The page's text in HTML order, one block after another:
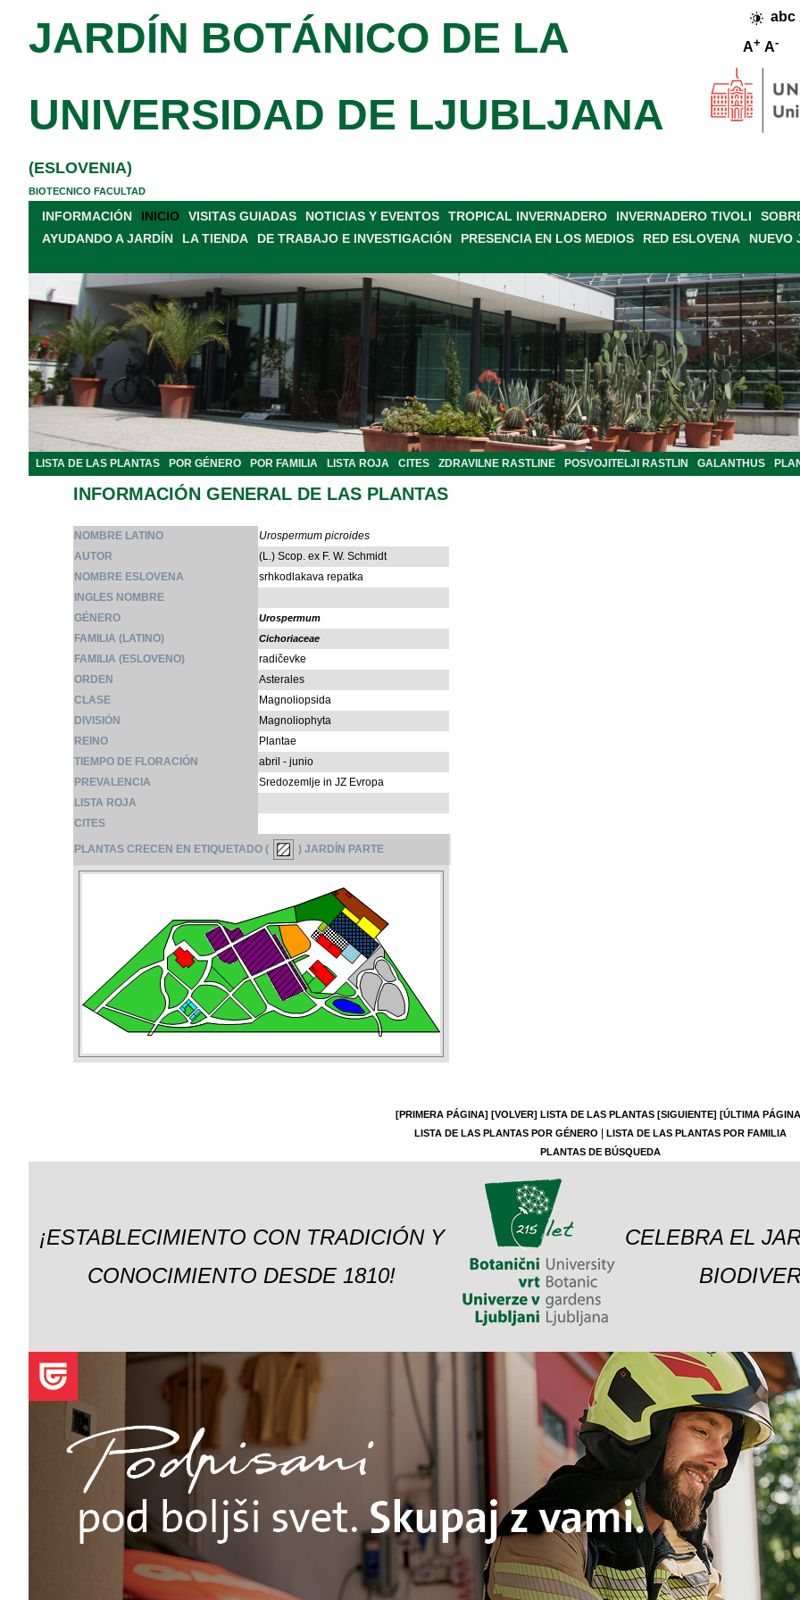
abc
A+ A-
JARDÍN BOTÁNICO DE LA
UNIVERSIDAD DE LJUBLJANA
(ESLOVENIA)
BIOTECNICO FACULTAD
INFORMACIÓN INICIO VISITAS GUIADAS NOTICIAS Y EVENTOS TROPICAL INVERNADERO INVERNADERO TIVOLI
AYUDANDO A JARDÍN
LA TIENDA DE TRABAJO E INVESTIGACIÓN PRESENCIA EN LOS MEDIOS RED ESLOVENA NUEVO
LISTA DE LAS PLANTAS POR GÉNERO POR FAMILIA LISTA ROJA CITES ZDRAVILNE RASTLINE POSVOJITELJI RASTLIN GALANTHUS
INFORMACIÓN GENERAL DE LAS PLANTAS
NOMBRE LATINO
Urospermum picroides
AUTOR
(L.) Scop. ex F. W. Schmidt
NOMBRE ESLOVENA
srhkodlakava repatka
INGLES NOMBRE
GÉNERO
Urospermum
FAMILIA (LATINO) Cichoriaceae
FAMILIA (ESLOVENO)
radičevke
ORDEN
Asterales
CLASE
Magnoliopsida
DIVISIÓN
Magnoliophyta
REINO
Plantae
TIEMPO DE FLORACIÓN
abril - junio
PREVALENCIA
Sredozemlje in JZ Evropa
LISTA ROJA
CITES
PLANTAS CRECEN EN ETIQUETADO ( ) JARDÍN PARTE
[PRIMERA PÁGINA] [VOLVER] LISTA DE LAS PLANTAS [SIGUIENTE] [ÚLTIMA
LISTA DE LAS PLANTAS POR GÉNERO
LISTA DE LAS PLANTAS POR FAMILIA
PLANTAS DE BÚSQUEDA
¡ESTABLECIMIENTO CON TRADICIÓN Y
CONOCIMIENTO DESDE 1810!
CELEBRA EL